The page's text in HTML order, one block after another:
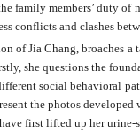
family members’ duty
conflicts and clashes
of Jia Chang, broaches a
she questions the
social behavioral
the photos
first lifted up her